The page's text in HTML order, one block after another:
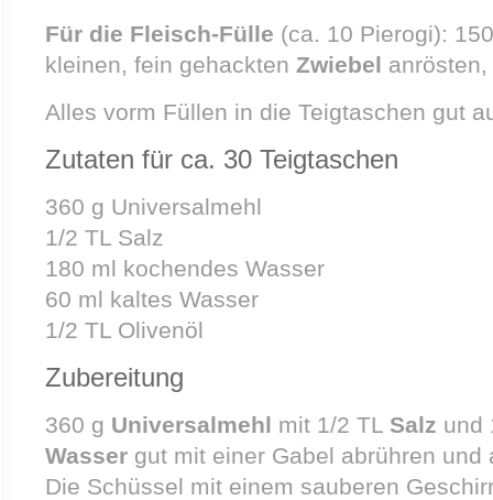
Für die Fleisch-Fülle (ca. 10 Pierogi):
kleinen, fein gehackten Zwiebel anrösten,
Alles vorm Füllen in die Teigtaschen gut
Zutaten für ca. 30 Teigtaschen
360 g Universalmehl
1/2 TL Salz
180 ml kochendes Wasser
60 ml kaltes Wasser
1/2 TL Olivenöl
Zubereitung
360 g Universalmehl mit 1/2 TL Salz und
Wasser gut mit einer Gabel abrühren
Die Schüssel mit einem sauberen